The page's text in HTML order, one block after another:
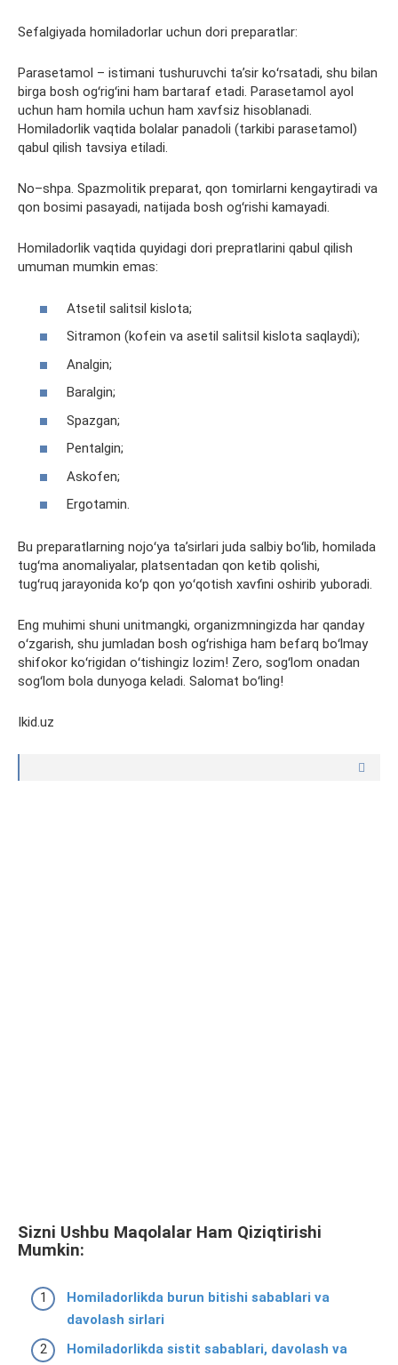
Sefalgiyada homiladorlar uchun dori preparatlar:
Parasetamol – istimani tushuruvchi taʼsir koʻrsatadi, shu bilan
birga bosh ogʻrigʻini ham bartaraf etadi. Parasetamol ayol
uchun ham homila uchun ham xavfsiz hisoblanadi.
Homiladorlik vaqtida bolalar panadoli (tarkibi parasetamol)
qabul qilish tavsiya etiladi.
No–shpa. Spazmolitik preparat, qon tomirlarni kengaytiradi va
qon bosimi pasayadi, natijada bosh ogʻrishi kamayadi.
Homiladorlik vaqtida quyidagi dori prepratlarini qabul qilish
umuman mumkin emas:
Atsetil salitsil kislota;
Sitramon (kofein va asetil salitsil kislota saqlaydi);
Analgin;
Baralgin;
Spazgan;
Pentalgin;
Askofen;
Ergotamin.
Bu preparatlarning nojoʻya taʼsirlari juda salbiy boʻlib, homilada
tugʻma anomaliyalar, platsentadan qon ketib qolishi,
tugʻruq jarayonida koʻp qon yoʻqotish xavfini oshirib yuboradi.
Eng muhimi shuni unitmangki, organizmningizda har qanday
oʻzgarish, shu jumladan bosh ogʻrishiga ham befarq boʻlmay
shifokor koʻrigidan oʻtishingiz lozim! Zero, sogʻlom onadan
sogʻlom bola dunyoga keladi. Salomat boʻling!
Ikid.uz
Sizni Ushbu Maqolalar Ham Qiziqtirishi
Mumkin:
Homiladorlikda burun bitishi sabablari va
davolash sirlari
Homiladorlikda sistit sabablari, davolash va